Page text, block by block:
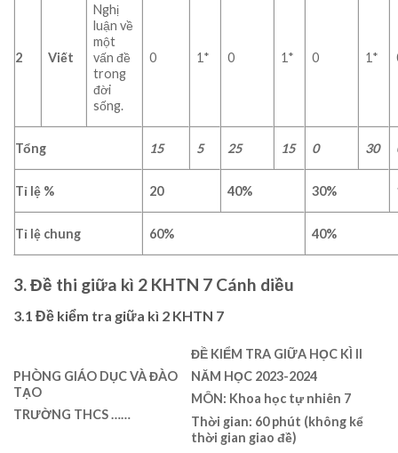
2 Viết
Nghị
luận về
một
vấn đề
trong
đời
sống.
0 1* 0 1* 0 1*
Tổng 15 5 25 15 0 30
Tỉ lệ % 20 40% 30%
Tỉ lệ chung 60% 40%
3. Đề thi giữa kì 2 KHTN 7 Cánh diều
3.1 Đề kiểm tra giữa kì 2 KHTN 7
PHÒNG GIÁO DỤC VÀ ĐÀO
TẠO
TRƯỜNG THCS ……
ĐỀ KIỂM TRA GIỮA HỌC KÌ II
NĂM HỌC 2023-2024
MÔN: Khoa học tự nhiên 7
Thời gian: 60 phút (không kể
thời gian giao đề)